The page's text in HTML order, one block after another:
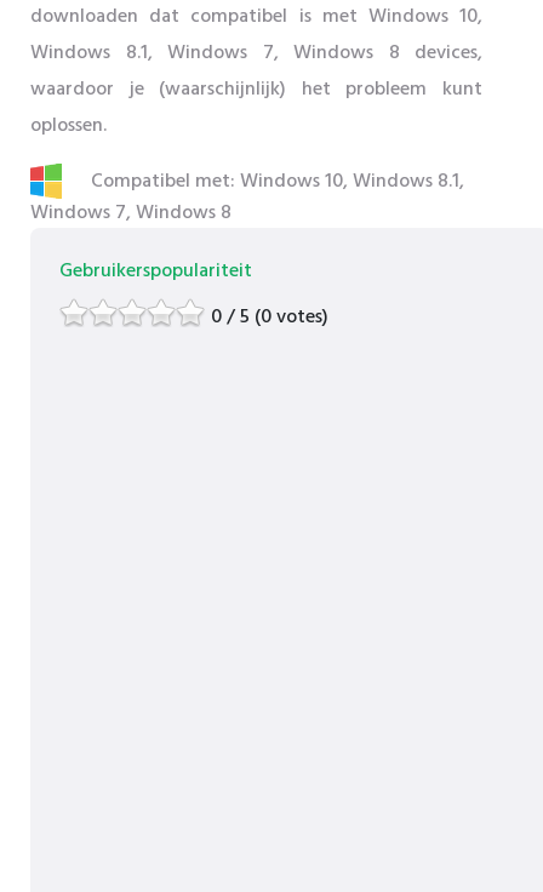
downloaden dat compatibel is met Windows 10,
Windows 8.1, Windows 7, Windows 8 devices,
waardoor je (waarschijnlijk) het probleem kunt
oplossen.
Compatibel met: Windows 10, Windows 8.1,
Windows 7, Windows 8
Gebruikerspopulariteit
0 / 5 (0 votes)